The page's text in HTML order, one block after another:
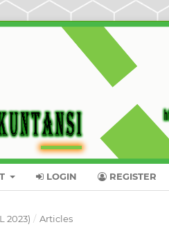
LOGIN REGISTER
2023) / Articles